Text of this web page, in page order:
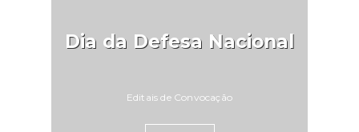
Dia da Defesa Nacional
Editais de Convocação